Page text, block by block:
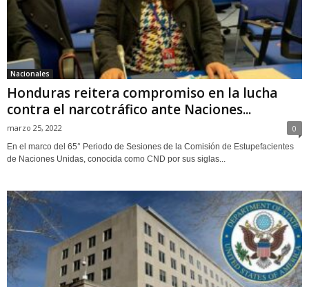
Nacionales
Honduras reitera compromiso en la lucha
contra el narcotráfico ante Naciones...
marzo 25, 2022 0
En el marco del 65° Periodo de Sesiones de la Comisión de Estupefacientes
de Naciones Unidas, conocida como CND por sus siglas...